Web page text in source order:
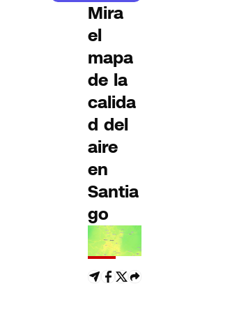
Mira
el
mapa
de la
calida
d del
aire
en
Santia
go